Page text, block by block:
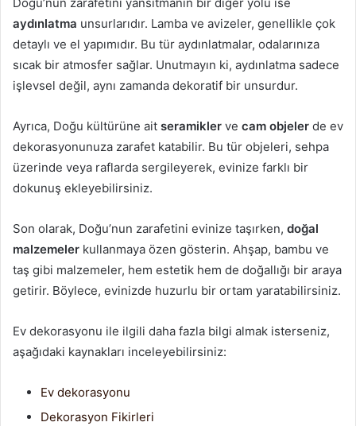
aydınlatma unsurlarıdır. Lamba ve avizeler, genellikle çok
detaylı ve el yapımıdır. Bu tür aydınlatmalar, odalarınıza
sıcak bir atmosfer sağlar. Unutmayın ki, aydınlatma sadece
işlevsel değil, aynı zamanda dekoratif bir unsurdur.
Ayrıca, Doğu kültürüne ait seramikler ve cam objeler de ev
dekorasyonunuza zarafet katabilir. Bu tür objeleri, sehpa
üzerinde veya raflarda sergileyerek, evinize farklı bir
dokunuş ekleyebilirsiniz.
Son olarak, Doğu’nun zarafetini evinize taşırken, doğal
malzemeler kullanmaya özen gösterin. Ahşap, bambu ve
taş gibi malzemeler, hem estetik hem de doğallığı bir araya
getirir. Böylece, evinizde huzurlu bir ortam yaratabilirsiniz.
Ev dekorasyonu ile ilgili daha fazla bilgi almak isterseniz,
aşağıdaki kaynakları inceleyebilirsiniz:
Ev dekorasyonu
Dekorasyon Fikirleri